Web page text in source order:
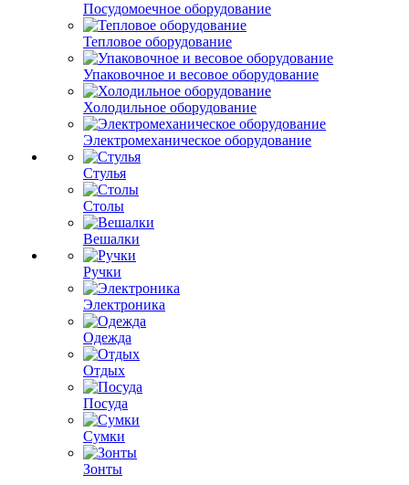
Посудомоечное оборудование
Тепловое оборудование
Упаковочное и весовое оборудование
Холодильное оборудование
Электромеханическое оборудование
Стулья
Столы
Вешалки
Ручки
Электроника
Одежда
Отдых
Посуда
Сумки
Зонты